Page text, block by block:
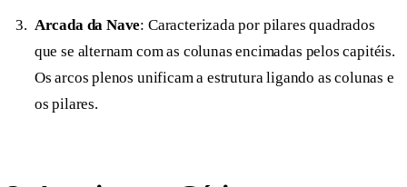
Arcada da Nave: Caracterizada por pilares quadrados
que se alternam com as colunas encimadas pelos capitéis.
Os arcos plenos unificam a estrutura ligando as colunas e
os pilares.